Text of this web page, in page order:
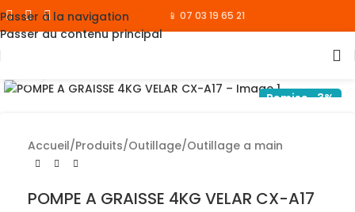
Passer à la navigation
Passer au contenu principal
📱 07 03 19 65 21
Remise -3%
Accueil/Produits/Outillage/Outillage a main
POMPE A GRAISSE 4KG VELAR CX-A17